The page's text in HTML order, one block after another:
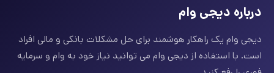
درباره دیجی وام
دیجی وام یک راهکار هوشمند برای حل مشکلات بانکی و مالی افراد
است. با استفاده از دیجی وام می توانید نیاز خود به وام و سرمایه